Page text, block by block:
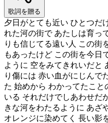
歌詞を贈る
夕日がとても近い ひとつだ
れた河の街で あたしは育っ
りも信じてる遠い人 この街
もあったけど この街を今日
ように 空をみてきれいだと
り傷には 赤い血がにじんで
た 始めから わかってたこ
いる それだけでしあわせだ
きな河をわたるように あざ
オレンジに染めてく 長い影